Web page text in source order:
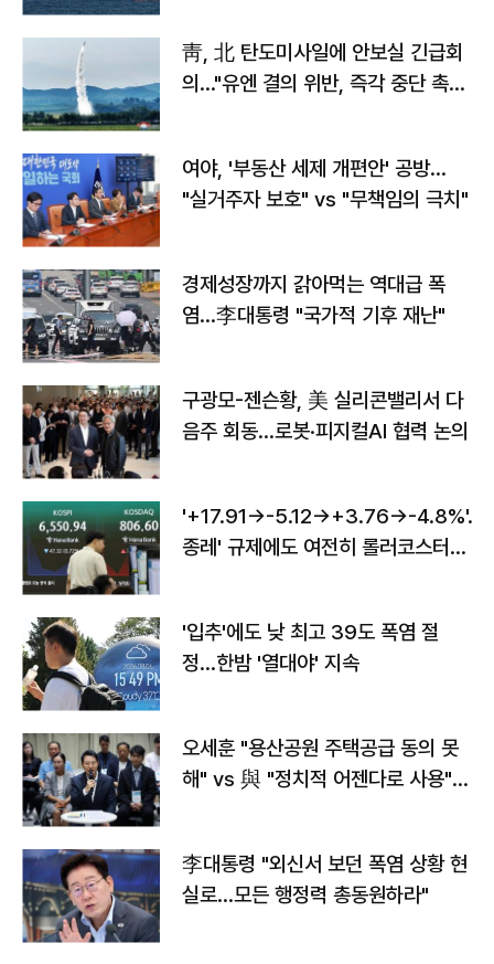
靑, 北 탄도미사일에 안보실 긴급회
의…"유엔 결의 위반, 즉각 중단 촉
여야, '부동산 세제 개편안' 공방…
"실거주자 보호" vs "무책임의 극치"
경제성장까지 갉아먹는 역대급 폭
염…李대통령 "국가적 기후 재난"
구광모-젠슨황, 美 실리콘밸리서 다
음주 회동…로봇·피지컬AI 협력 논의
'+17.91→-5.12→+3.76→-4.8%'…'
종레' 규제에도 여전히 롤러코스터
'입추'에도 낮 최고 39도 폭염 절
정…한밤 '열대야' 지속
오세훈 "용산공원 주택공급 동의 못
해" vs 與 "정치적 어젠다로 사용"
李대통령 "외신서 보던 폭염 상황 현
실로…모든 행정력 총동원하라"